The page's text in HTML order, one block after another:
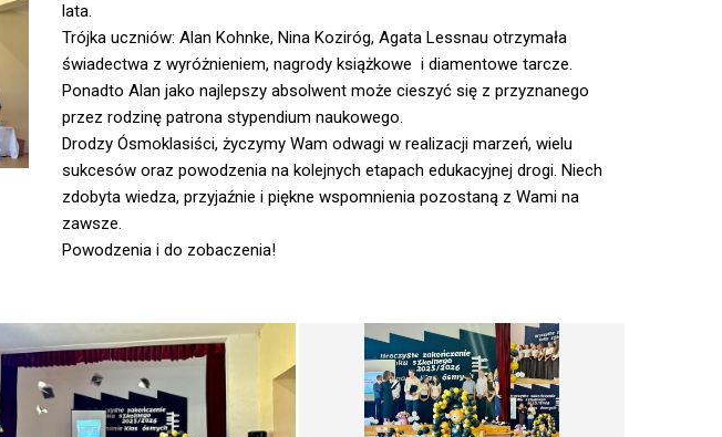
lata.
Trójka uczniów: Alan Kohnke, Nina Koziróg, Agata Lessnau otrzymała
świadectwa z wyróżnieniem, nagrody książkowe i diamentowe tarcze.
Ponadto Alan jako najlepszy absolwent może cieszyć się z przyznanego
przez rodzinę patrona stypendium naukowego.
Drodzy Ósmoklasiści, życzymy Wam odwagi w realizacji marzeń, wielu
sukcesów oraz powodzenia na kolejnych etapach edukacyjnej drogi. Niech
zdobyta wiedza, przyjaźnie i piękne wspomnienia pozostaną z Wami na
zawsze.
Powodzenia i do zobaczenia!